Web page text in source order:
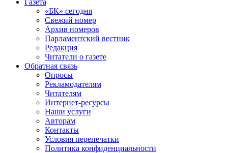
Газета
«БК» сегодня
Свежий номер
Архив номеров
Парламентский вестник
Редакция
Читатели о газете
Обратная связь
Опросы
Рекламодателям
Читателям
Интернет-ресурсы
Наши услуги
Авторам
Контакты
Условия перепечатки
Политика конфиденциальности